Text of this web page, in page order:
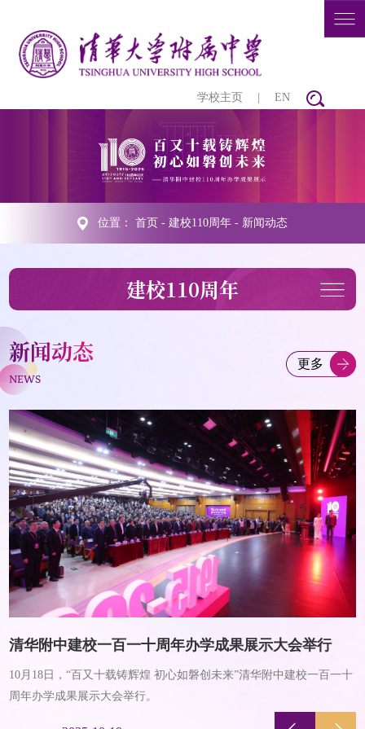
学校主页 EN
位置： 首页 - 建校110周年 - 新闻动态
建校110周年
新闻动态
NEWS
更多
清华附中建校一百一十周年办学成果展示大会举行
10月18日，“百又十载铸辉煌 初心如磐创未来”清华附中建校一百一十
周年办学成果展示大会举行。